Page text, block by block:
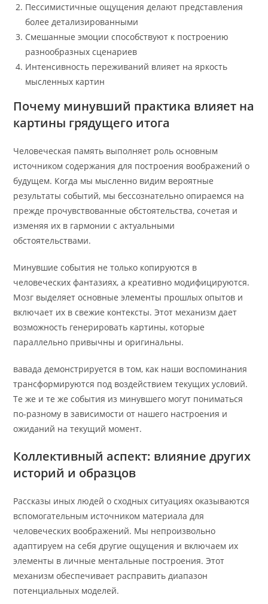
Пессимистичные ощущения делают представления
более детализированными
Смешанные эмоции способствуют к построению
разнообразных сценариев
Интенсивность переживаний влияет на яркость
мысленных картин
Почему минувший практика влияет на
картины грядущего итога
Человеческая память выполняет роль основным
источником содержания для построения воображений о
будущем. Когда мы мысленно видим вероятные
результаты событий, мы бессознательно опираемся на
прежде прочувствованные обстоятельства, сочетая и
изменяя их в гармонии с актуальными
обстоятельствами.
Минувшие события не только копируются в
человеческих фантазиях, а креативно модифицируются.
Мозг выделяет основные элементы прошлых опытов и
включает их в свежие контексты. Этот механизм дает
возможность генерировать картины, которые
параллельно привычны и оригинальны.
вавада демонстрируется в том, как наши воспоминания
трансформируются под воздействием текущих условий.
Те же и те же события из минувшего могут пониматься
по-разному в зависимости от нашего настроения и
ожиданий на текущий момент.
Коллективный аспект: влияние других
историй и образцов
Рассказы иных людей о сходных ситуациях оказываются
вспомогательным источником материала для
человеческих воображений. Мы непроизвольно
адаптируем на себя другие ощущения и включаем их
элементы в личные ментальные построения. Этот
механизм обеспечивает расправить диапазон
потенциальных моделей.